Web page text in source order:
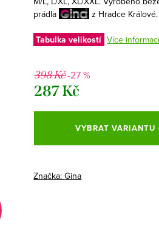
prádla
z Hradce Králové.
Tabulka velikostí Více
398 Kč-27 %
287 Kč
Měrná
VYBRAT VARIANTU
Značka:Gina